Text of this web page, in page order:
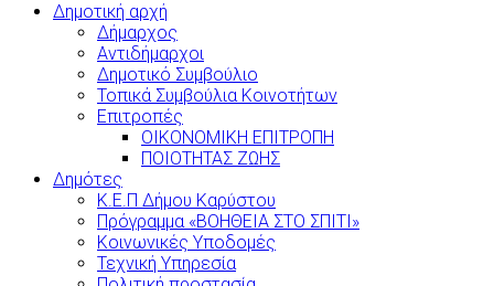
Δημοτική αρχή
Δήμαρχος
Αντιδήμαρχοι
Δημοτικό Συμβούλιο
Τοπικά Συμβούλια Κοινοτήτων
Επιτροπές
ΟΙΚΟΝΟΜΙΚΗ ΕΠΙΤΡΟΠΗ
ΠΟΙΟΤΗΤΑΣ ΖΩΗΣ
Δημότες
Κ.Ε.Π Δήμου Καρύστου
Πρόγραμμα «ΒΟΗΘΕΙΑ ΣΤΟ ΣΠΙΤΙ»
Κοινωνικές Υποδομές
Τεχνική Υπηρεσία